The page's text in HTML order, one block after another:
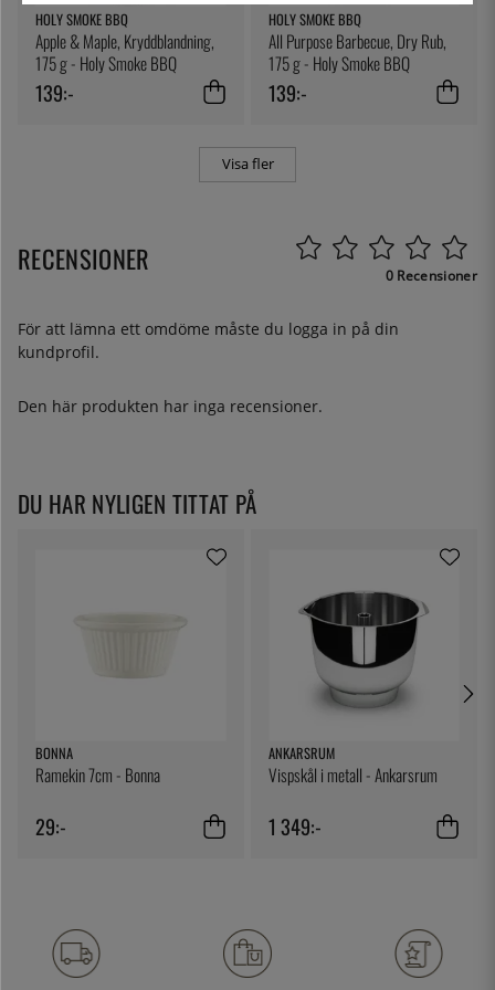
HOLY SMOKE BBQ
Apple & Maple, Kryddblandning,
175 g - Holy Smoke BBQ
139:-
HOLY SMOKE BBQ
All Purpose Barbecue, Dry Rub,
175 g - Holy Smoke BBQ
139:-
Visa fler
RECENSIONER 0 Recensioner
För att lämna ett omdöme måste du logga in på din
kundprofil.
Den här produkten har inga recensioner.
DU HAR NYLIGEN TITTAT PÅ
BONNA
Ramekin 7cm - Bonna
29:-
ANKARSRUM
Vispskål i metall - Ankarsrum
1 349:-